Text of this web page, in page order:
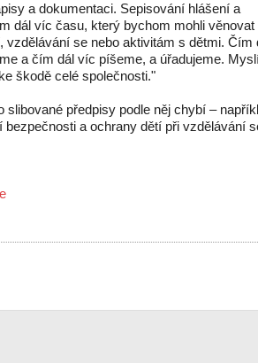
a dokumentaci. Sepisování hlášení a
dál víc času, který bychom mohli věnovat
vzdělávání se nebo aktivitám s dětmi. Čím
a čím dál víc píšeme, a úřadujeme.
škodě celé společnosti."
slibované předpisy podle něj chybí –
bezpečnosti a ochrany dětí při vzdělávání